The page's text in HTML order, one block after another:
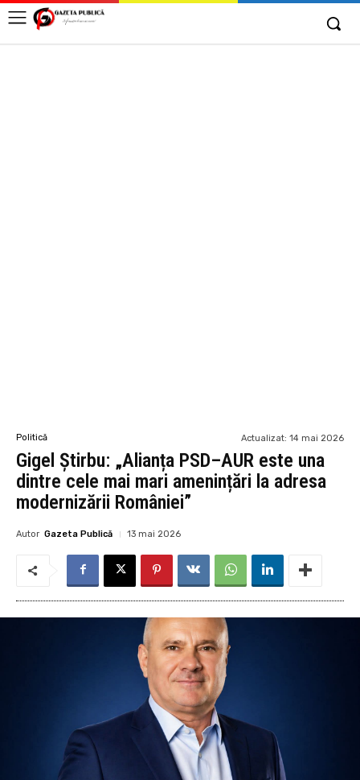
Politică Actualizat: 14 mai 2026
Gigel Știrbu: „Alianța PSD–AUR este una
dintre cele mai mari amenințări la adresa
modernizării României”
Autor Gazeta Publică 13 mai 2026